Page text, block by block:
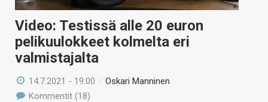
Video: Testissä alle 20 euron
pelikuulokkeet kolmelta eri
valmistajalta
14.7.2021 - 19:00 /Oskari Manninen
Kommentit (18)